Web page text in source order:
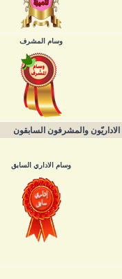
وسام المشرف
الاداريّون والمشرفون السابقون
وسام الاداري السابق